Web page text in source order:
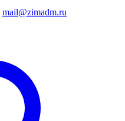
mail@zimadm.ru